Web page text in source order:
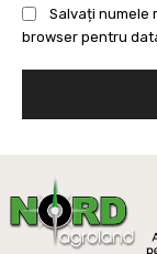
Salvați numele
browser pentru